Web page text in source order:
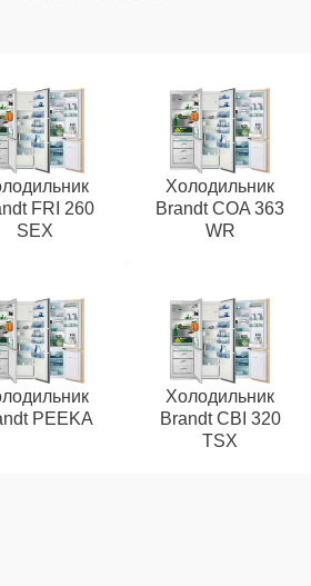
FRI 260
SEX
Холодильник
Brandt COA 363
WR
PEEKA
Холодильник
Brandt CBI 320
TSX